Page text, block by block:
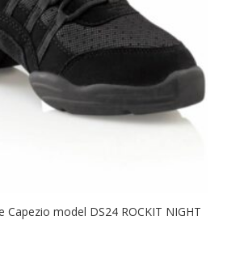
Capezio model DS24 ROCKIT NIGHT